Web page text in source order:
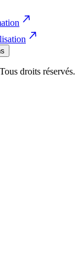
droits réservés.